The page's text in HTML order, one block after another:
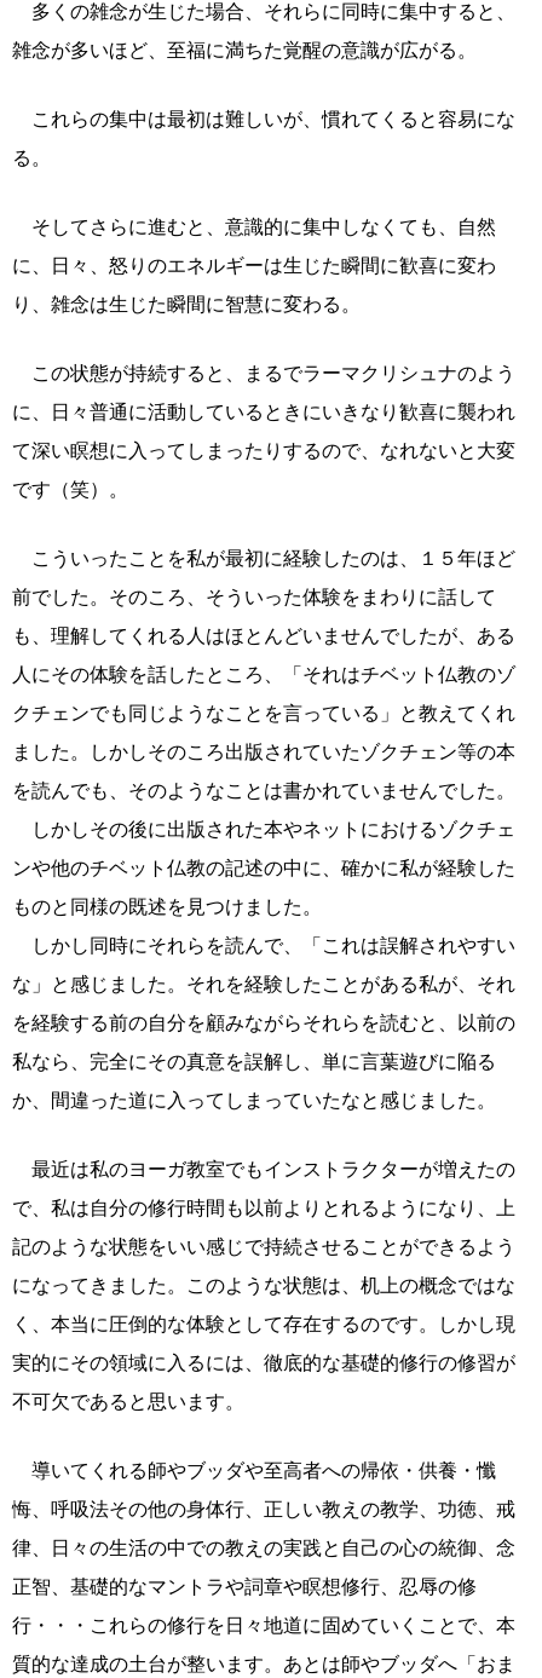
多くの雑念が生じた場合、それらに同時に集中すると、
雑念が多いほど、至福に満ちた覚醒の意識が広がる。
これらの集中は最初は難しいが、慣れてくると容易にな
る。
そしてさらに進むと、意識的に集中しなくても、自然
に、日々、怒りのエネルギーは生じた瞬間に歓喜に変わ
り、雑念は生じた瞬間に智慧に変わる。
この状態が持続すると、まるでラーマクリシュナのよう
に、日々普通に活動しているときにいきなり歓喜に襲われ
て深い瞑想に入ってしまったりするので、なれないと大変
です（笑）。
こういったことを私が最初に経験したのは、１５年ほど
前でした。そのころ、そういった体験をまわりに話して
も、理解してくれる人はほとんどいませんでしたが、ある
人にその体験を話したところ、「それはチベット仏教のゾ
クチェンでも同じようなことを言っている」と教えてくれ
ました。しかしそのころ出版されていたゾクチェン等の本
を読んでも、そのようなことは書かれていませんでした。
しかしその後に出版された本やネットにおけるゾクチェ
ンや他のチベット仏教の記述の中に、確かに私が経験した
ものと同様の既述を見つけました。
しかし同時にそれらを読んで、「これは誤解されやすい
な」と感じました。それを経験したことがある私が、それ
を経験する前の自分を顧みながらそれらを読むと、以前の
私なら、完全にその真意を誤解し、単に言葉遊びに陥る
か、間違った道に入ってしまっていたなと感じました。
最近は私のヨーガ教室でもインストラクターが増えたの
で、私は自分の修行時間も以前よりとれるようになり、上
記のような状態をいい感じで持続させることができるよう
になってきました。このような状態は、机上の概念ではな
く、本当に圧倒的な体験として存在するのです。しかし現
実的にその領域に入るには、徹底的な基礎的修行の修習が
不可欠であると思います。
導いてくれる師やブッダや至高者への帰依・供養・懺
悔、呼吸法その他の身体行、正しい教えの教学、功徳、戒
律、日々の生活の中での教えの実践と自己の心の統御、念
正智、基礎的なマントラや詞章や瞑想修行、忍辱の修
行・・・これらの修行を日々地道に固めていくことで、本
質的な達成の土台が整います。あとは師やブッダへ「おま